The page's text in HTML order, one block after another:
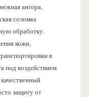
ангора,
соломка
обработку.
кожи,
в
под воздействием
защиту от